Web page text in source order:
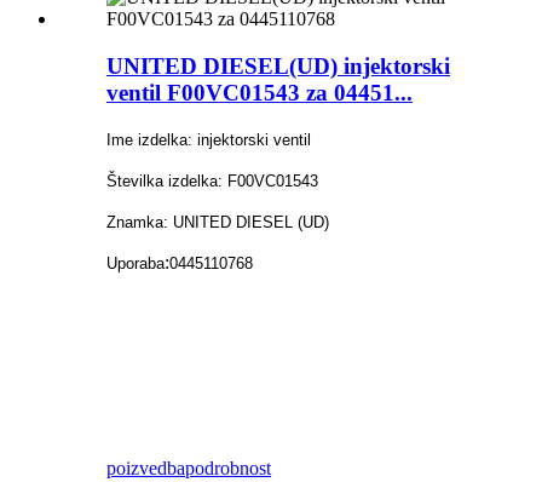
UNITED DIESEL(UD) injektorski
ventil F00VC01543 za 04451...
Ime izdelka: injektorski ventil
Številka izdelka: F00VC01543
Znamka: UNITED DIESEL (UD)
Uporaba:0445110768
poizvedbapodrobnost